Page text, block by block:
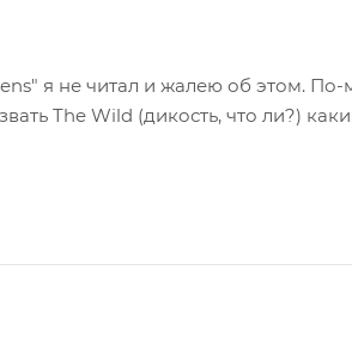
я не читал и жалею об этом. По-
The Wild (дикость, что ли?)